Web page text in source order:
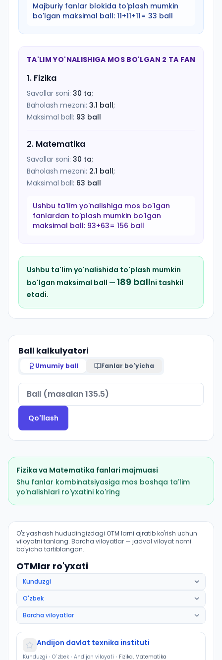
Majburiy fanlar blokida to'plash mumkin
bo'lgan maksimal ball: 11+11+11= 33 ball
TA'LIM YO'NALISHIGA MOS BO'LGAN 2 TA FAN
1. Fizika
Savollar soni: 30 ta;
Baholash mezoni: 3.1 ball;
Maksimal ball: 93 ball
2. Matematika
Savollar soni: 30 ta;
Baholash mezoni: 2.1 ball;
Maksimal ball: 63 ball
Ushbu ta'lim yo'nalishiga mos bo'lgan
fanlardan to'plash mumkin bo'lgan
maksimal ball: 93+63= 156 ball
Ushbu ta'lim yo'nalishida to'plash mumkin
bo'lgan maksimal ball — 189 ballni tashkil
etadi.
Ball kalkulyatori
Umumiy ball Fanlar bo'yicha
Qo'llash
Fizika va Matematika fanlari majmuasi
Shu fanlar kombinatsiyasiga mos boshqa ta'lim
yo'nalishlari ro'yxatini ko'ring
Biotibbiyot muhandisligi: OTM lar bo'yicha kirish
O'z yashash hududingizdagi OTM larni ajratib ko'rish uchun
viloyatni tanlang. Barcha viloyatlar — jadval viloyat nomi
bo'yicha tartiblangan.
OTMlar ro'yxati
Andijon davlat texnika instituti
Kunduzgi • O`zbek • Andijon viloyati • Fizika, Matematika